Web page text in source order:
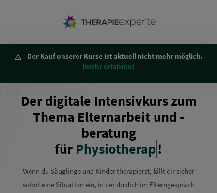
Der Kauf unserer Kurse ist aktuell nicht mehr möglich.
(mehr erfahren)
Der digitale Intensivkurs zum
Thema Elternarbeit und -
beratung
fürPhysiotherapie
Wenn du Säuglinge und Kinder therapierst, fällt dir sicher
sofort eine Situation ein, in der du dich im Elterngespräch